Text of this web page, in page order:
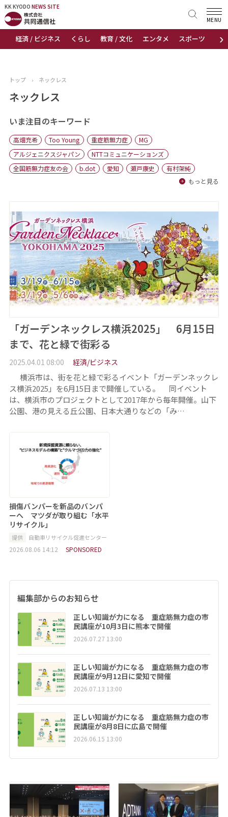
KK KYODO NEWS SITE
›
経済 / ビジネス くらし 教育 / 文化 エンタメ スポーツ 地域
MENU
KK KYODONEWS SITE
トップページ
ニュース
おすすめコンテンツ
出版物
会社概要
トップ › ネックレス
ネックレス
いま注目のキーワード
高畑充希 Too Young 重症筋無力症
MG
アルジェニクスジャパン
NTTコミュニケーションズ
全国筋無力症友の会
b.dot 愛知 瀬戸康史
有村架純
もっと見る
「ガーデンネックレス横浜2025」 6月15日
まで、花と緑で街彩る
2025.04.01 08:00 経済/ビジネス
横浜市は、街を花と緑で彩るイベント「ガーデンネックレ
ス横浜2025」を6月15日まで開催している。 同イベント
は、横浜市のプロジェクトとして2017年から毎年開催。山下
公園、港の見える丘公園、日本大通りなどの「み…
損傷バンパーを新品のバンパ
ーへ マツダが取り組む「水平
リサイクル」
提供 自動車リサイクル促進センター
2026.08.06 14:12 SPONSORED
編集部からのお知らせ
正しい知識が力になる 重症筋無力症の市
民講座が10月3日に熊本で開催
2026.07.27 13:00
正しい知識が力になる 重症筋無力症の市
民講座が9月12日に愛知で開催
2026.07.13 13:00
正しい知識が力になる 重症筋無力症の市
民講座が8月8日に広島で開催
2026.06.15 13:00